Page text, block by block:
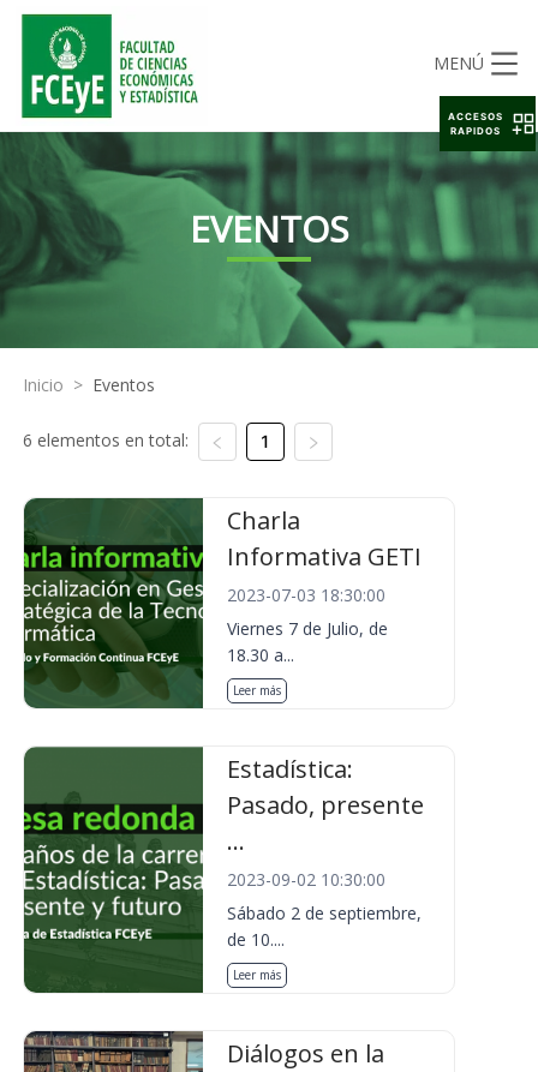
MENÚ
EVENTOS
Inicio > Eventos
6 elementos en total: 1
Charla
Informativa GETI
2023-07-03 18:30:00
Viernes 7 de Julio, de
18.30 a...
Leer más
Estadística:
Pasado, presente
...
2023-09-02 10:30:00
Sábado 2 de septiembre,
de 10....
Leer más
Diálogos en la
ACCESOS
RAPIDOS